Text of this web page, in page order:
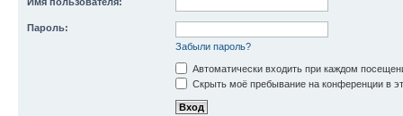
Пароль:
Забыли пароль?
Автоматически входить при каждом
Скрыть моё пребывание на конференции в